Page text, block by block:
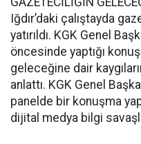
Iğdır’daki çalıştayda
yatırıldı. KGK Genel
öncesinde yaptığı
geleceğine dair
anlattı. KGK Genel
panelde bir konuşma
dijital medya bilgi